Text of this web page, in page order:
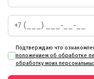
Подтверждаю что
положением об обработке
обработку моих